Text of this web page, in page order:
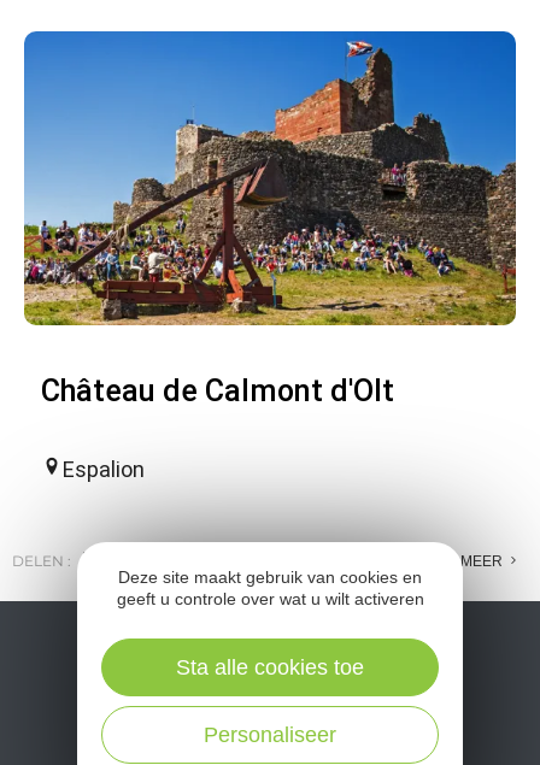
Château de Calmont d'Olt
Espalion
DELEN : MEER
Deze site maakt gebruik van cookies en
geeft u controle over wat u wilt activeren
Personaliseer
Sta alle cookies toe